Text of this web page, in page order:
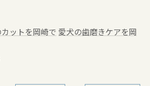
ットを岡崎で 愛犬の歯磨きケアを岡